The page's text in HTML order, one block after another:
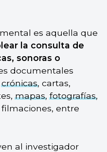
es aquella que
la consulta de
sonoras o
documentales
crónicas, cartas,
mapas,fotografías,
entre
al investigador